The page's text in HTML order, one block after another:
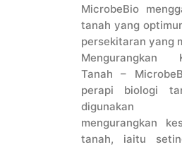
MicrobeBio
tanah yang
persekitaran yang
Mengurangkan
Tanah –
perapi biologi
digunakan
mengurangkan
tanah, iaitu